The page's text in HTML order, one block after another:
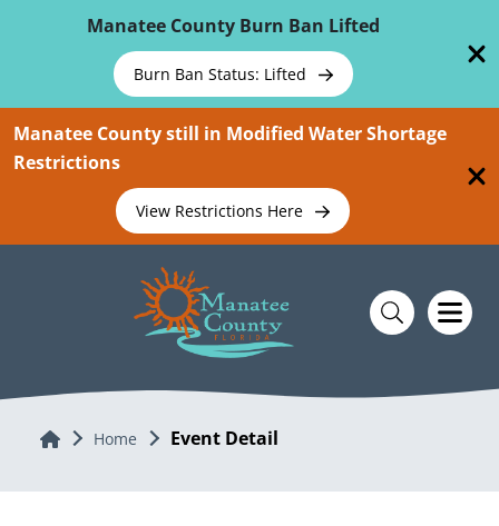
Manatee County Burn Ban Lifted
Burn Ban Status: Lifted
Manatee County still in Modified Water Shortage
Restrictions
View Restrictions Here
Home Home Event Detail